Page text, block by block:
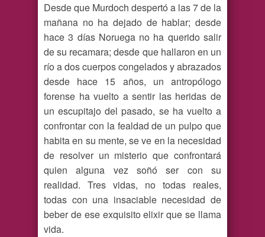
Desde que Murdoch despertó a las 7 de la
mañana no ha dejado de hablar; desde
hace 3 días Noruega no ha querido salir
de su recamara; desde que hallaron en un
río a dos cuerpos congelados y abrazados
desde hace 15 años, un antropólogo
forense ha vuelto a sentir las heridas de
un escupitajo del pasado, se ha vuelto a
confrontar con la fealdad de un pulpo que
habita en su mente, se ve en la necesidad
de resolver un misterio que confrontará
quien alguna vez soñó ser con su
realidad. Tres vidas, no todas reales,
todas con una insaciable necesidad de
beber de ese exquisito elixir que se llama
vida.